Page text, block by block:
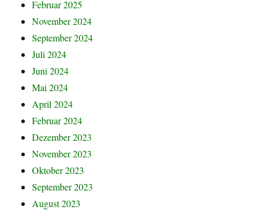
Februar 2025
November 2024
September 2024
Juli 2024
Juni 2024
Mai 2024
April 2024
Februar 2024
Dezember 2023
November 2023
Oktober 2023
September 2023
August 2023